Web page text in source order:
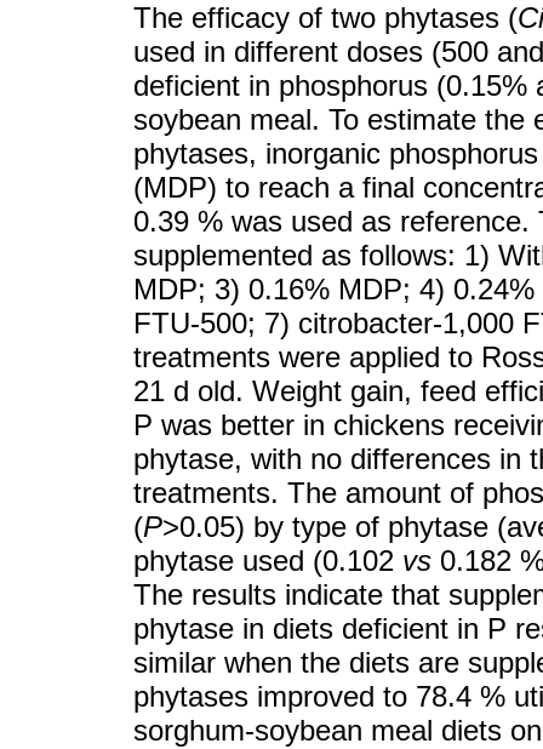
The efficacy of two phytases (
used in different doses (500
deficient in phosphorus
soybean meal. To estimate the
phytases, inorganic
(MDP) to reach a final
0.39 % was used as
supplemented as follows: 1)
MDP; 3) 0.16% MDP; 4)
FTU-500; 7) citrobacter-1,000
treatments were applied to
21 d old. Weight gain, feed
P was better in chickens
phytase, with no differences in
treatments. The amount of
(P>0.05) by type of phytase
phytase used (0.102 vs 0.182
The results indicate that
phytase in diets deficient in P
similar when the diets are
phytases improved to 78.4 %
sorghum-soybean meal diets